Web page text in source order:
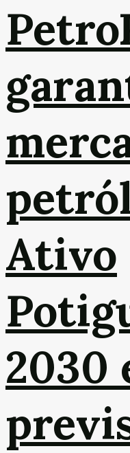
Ativo
2030